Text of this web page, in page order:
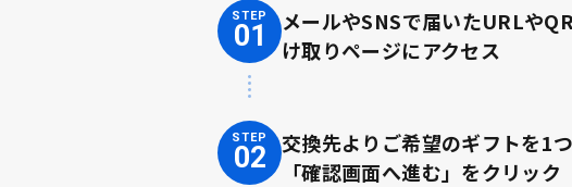
STEP
01
メールやSNSで届いたURLや
け取りページにアクセス
STEP
02
交換先よりご希望のギフトを1つ
「確認画面へ進む」をクリック